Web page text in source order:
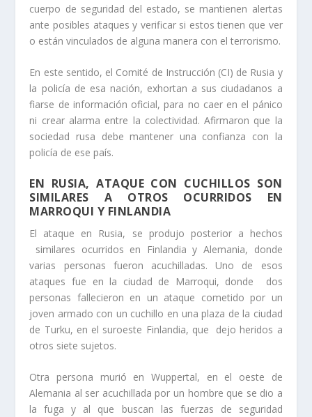
cuerpo de seguridad del estado, se mantienen alertas
ante posibles ataques y verificar si estos tienen que ver
o están vinculados de alguna manera con el terrorismo.
En este sentido, el Comité de Instrucción (CI) de Rusia y
la policía de esa nación, exhortan a sus ciudadanos a
fiarse de información oficial, para no caer en el pánico
ni crear alarma entre la colectividad. Afirmaron que la
sociedad rusa debe mantener una confianza con la
policía de ese país.
EN RUSIA, ATAQUE CON CUCHILLOS SON
SIMILARES A OTROS OCURRIDOS EN
MARROQUI Y FINLANDIA
El ataque en Rusia, se produjo posterior a hechos
similares ocurridos en Finlandia y Alemania, donde
varias personas fueron acuchilladas. Uno de esos
ataques fue en la ciudad de Marroqui, donde dos
personas fallecieron en un ataque cometido por un
joven armado con un cuchillo en una plaza de la ciudad
de Turku, en el suroeste Finlandia, que dejo heridos a
otros siete sujetos.
Otra persona murió en Wuppertal, en el oeste de
Alemania al ser acuchillada por un hombre que se dio a
la fuga y al que buscan las fuerzas de seguridad